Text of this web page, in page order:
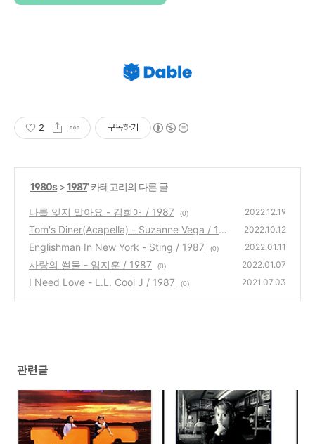
2 구독하기
'1980s>1987' 카테고리의 다른 글
나를 잊지 말아요 - 김희애 / 1987 (0) 2022.12.19
Tom's Diner(Acapella) - Suzanne Vega / 19
87
(0)
2022.10.12
Englishman In New York - Sting / 1987 (0) 2022.01.11
사랑의 썰물 - 임지훈 / 1987 (0) 2022.01.07
I Need Love - L.L. Cool J / 1987 (0) 2021.07.03
관련글